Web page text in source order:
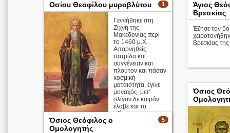
1
Οσίου Θεοφίλου μυροβλύτου
Γεννήθηκε στη
Ζίχνη της
Μακεδονίας περί
το 1460 μ.Χ.
Απαρνηθείς
πατρίδα και
συγγένειαν και
πλούτον και πάσαν
κοσμική
ματαιότητα, έγινε
μοναχός· μετ’
ολίγον δε καιρόν
έλαβε και το
αξίωμα της
ιερωσύνης. ...
Άγιος
Βρεσκίας
Έζησε τον
Βρεσκίας
Όσιος
5
Όσιος Θεόφιλος ο
Ομολογητής